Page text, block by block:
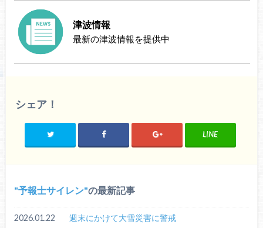
津波情報
最新の津波情報を提供中
シェア！
LINE
予報士サイレン の最新記事
2026.01.22 週末にかけて大雪災害に警戒